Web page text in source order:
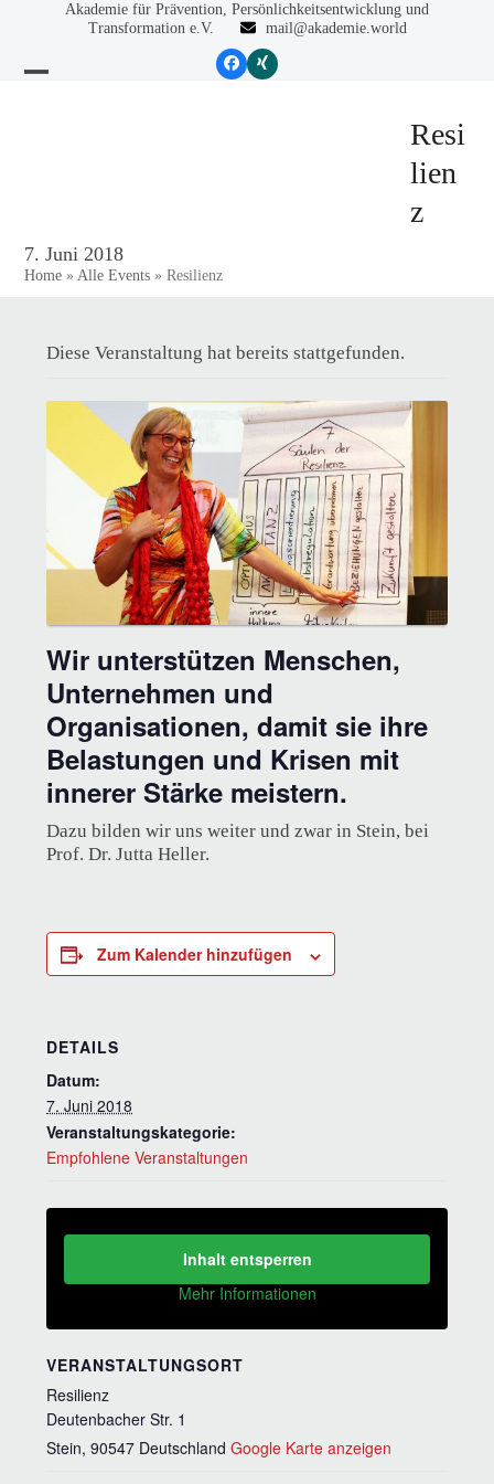
Akademie für Prävention, Persönlichkeitsentwicklung und
Transformation e.V.
mail@akademie.world
Facebook
Xing
Resi
lien
z
7. Juni 2018
Home »Alle Events »Resilienz
Diese Veranstaltung hat bereits stattgefunden.
Wir unterstützen Menschen,
Unternehmen und
Organisationen, damit sie ihre
Belastungen und Krisen mit
innerer Stärke meistern.
Dazu bilden wir uns weiter und zwar in Stein, bei
Prof. Dr. Jutta Heller.
Zum Kalender hinzufügen
DETAILS
Datum:
7. Juni 2018
Veranstaltungskategorie:
Empfohlene Veranstaltungen
VERANSTALTUNGSORT
Resilienz
Deutenbacher Str. 1
Stein, 90547 Deutschland Google Karte anzeigen
Inhalt entsperren
Mehr Informationen